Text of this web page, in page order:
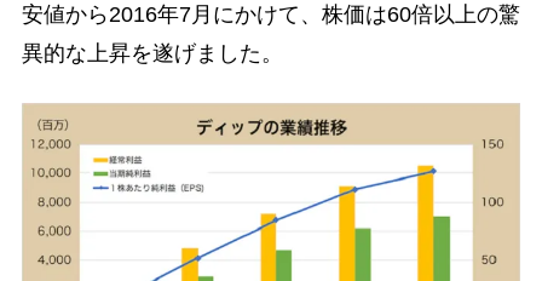
安値から2016年7月にかけて、株価は60倍以上の驚
異的な上昇を遂げました。